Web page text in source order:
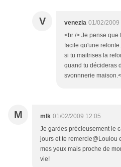
V venezia 01/02/2009
<br /> Je pense que
facile qu'une
si tu maitrises la
quand tu décideras
svonnnerie
M mlk 01/02/2009 12:05
Je gardes précieusement le
jours et te remercie@Loulou
mes yeux mais proche de
vie!